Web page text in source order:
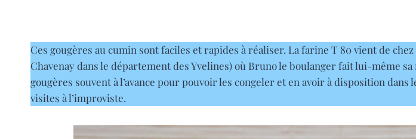
Ces gougères au cumin sont faciles et rapides à réaliser. La farine T 80 vient de chez
Chavenay dans le département des Yvelines) où Bruno le boulanger fait lui-même
gougères souvent à l’avance pour pouvoir les congeler et en avoir à disposition dans
visites à l’improviste.